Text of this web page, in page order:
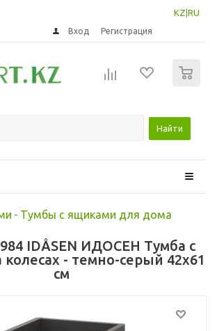
KZ RU
Вход Регистрация
Найти
- Тумбы с ящиками для дома
IDÅSEN ИДОСЕН Тумба с
- темно-серый 42x61
см